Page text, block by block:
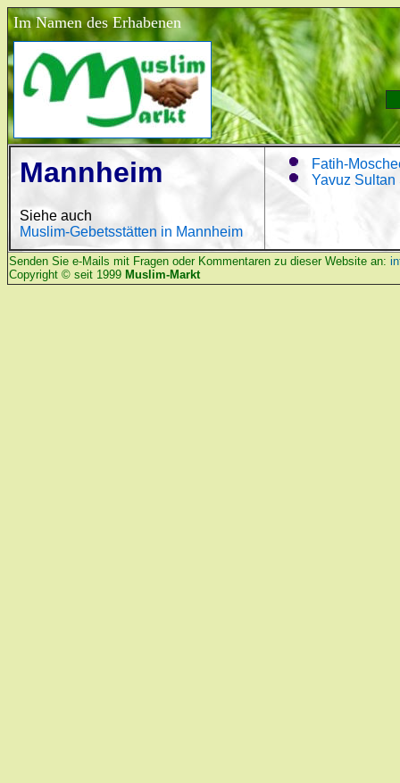
Im Namen des Erhabenen
Mannheim
Siehe auch
Muslim-Gebetsstätten in Mannheim
Fatih-
Yavuz Sultan
Senden Sie e-Mails mit Fragen oder Kommentaren zu dieser Website an:
Copyright © seit 1999 Muslim-Markt